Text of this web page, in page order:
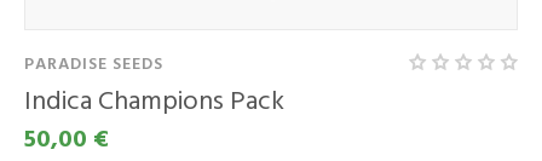
PARADISE SEEDS
Indica Champions Pack
50,00 €